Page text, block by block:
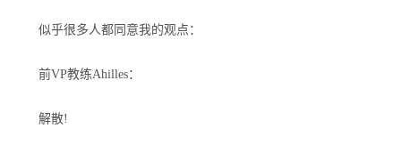
似乎很多人都同意我的观点：
前VP教练Ahilles：
解散!